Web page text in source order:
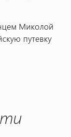
Миколой
путевку